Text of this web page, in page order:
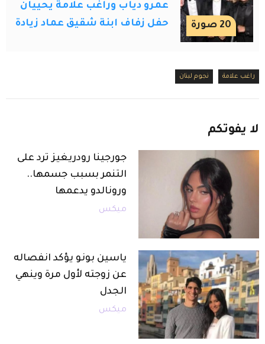
20 صورة
عمرو دياب وراغب علامة يحييان
حفل زفاف ابنة شقيق عماد زيادة
راغب علامة نجوم لبنان
لا يفوتكم
جورجينا رودريغيز ترد على
التنمر بسبب جسمها..
ورونالدو يدعمها
ميكس
ياسين بونو يؤكد انفصاله
عن زوجته لأول مرة وينهي
الجدل
ميكس